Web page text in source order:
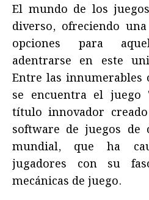
El mundo de los
diverso, ofreciendo
opciones para
adentrarse en este
Entre las innumerables
se encuentra el juego
título innovador
software de juegos de
mundial, que ha
jugadores con su
mecánicas de juego.